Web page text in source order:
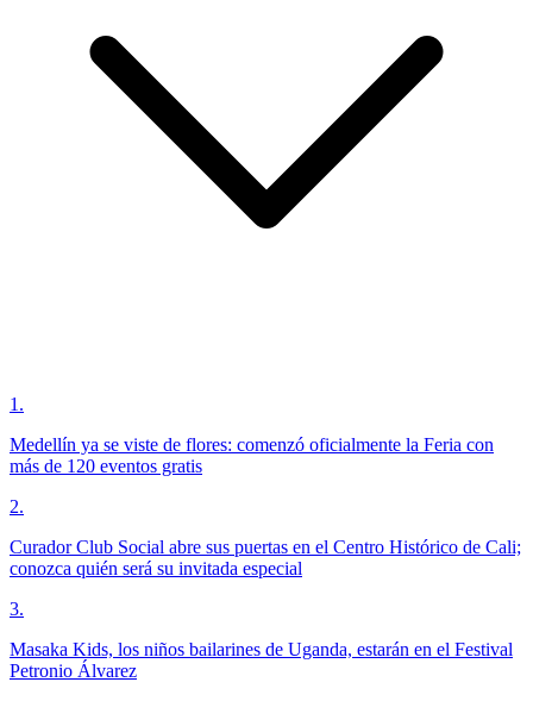
1 .
Medellín ya se viste de flores: comenzó oficialmente la Feria con
más de 120 eventos gratis
2.
Curador Club Social abre sus puertas en el Centro Histórico de Cali;
conozca quién será su invitada especial
3.
Masaka Kids, los niños bailarines de Uganda, estarán en el Festival
Petronio Álvarez